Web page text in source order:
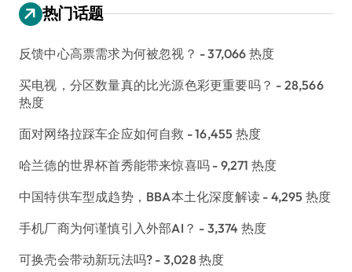
热门话题
反馈中心高票需求为何被忽视？ - 37,066 热度
买电视，分区数量真的比光源色彩更重要吗？ - 28,566
热度
面对网络拉踩车企应如何自救 - 16,455 热度
哈兰德的世界杯首秀能带来惊喜吗 - 9,271 热度
中国特供车型成趋势，BBA本土化深度解读 - 4,295 热度
手机厂商为何谨慎引入外部AI？ - 3,374 热度
可换壳会带动新玩法吗? - 3,028 热度